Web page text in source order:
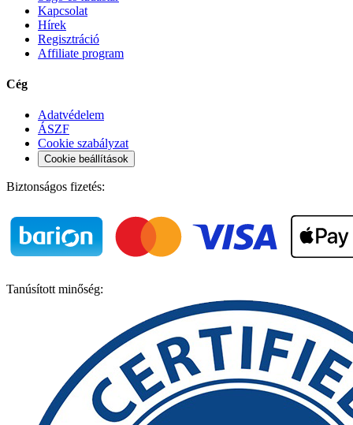
Kapcsolat
Hírek
Regisztráció
Affiliate program
Cég
Adatvédelem
ÁSZF
Cookie szabályzat
Cookie beállítások
Biztonságos fizetés:
Tanúsított minőség: